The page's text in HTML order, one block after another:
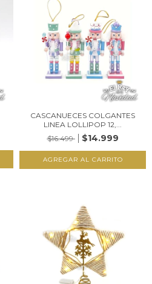
CASCANUECES COLGANTES
LINEA LOLLIPOP 12,...
$16.499
$14.999